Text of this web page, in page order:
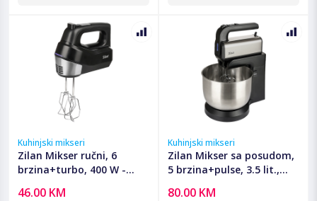
Kuhinjski mikseri
Zilan Mikser ručni, 6
brzina+turbo, 400 W -
46.00 KM
Kuhinjski mikseri
Zilan Mikser sa posudom,
5 brzina+pulse, 3.5 lit.,
80.00 KM